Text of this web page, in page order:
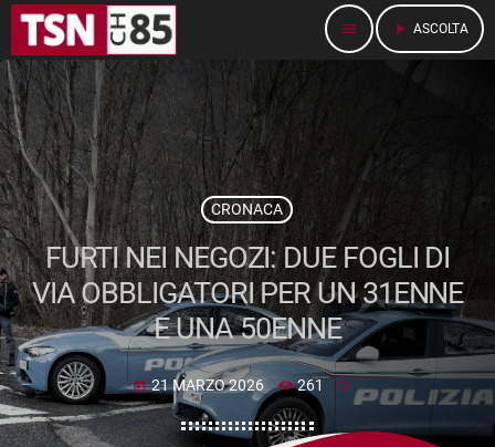
menu play_arrow ASCOLTA
CRONACA
FURTI NEI NEGOZI: DUE FOGLI DI
VIA OBBLIGATORI PER UN 31ENNE
E UNA 50ENNE
today 21 MARZO 2026 261